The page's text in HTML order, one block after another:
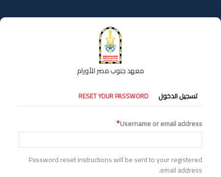
إلى
المحتوى
معهد جنوب مصر للأورام
التبويبات
الأساسية
تسجيل الدخول RESET YOUR PASSWORD
Username or email address
Password reset instructions will be sent to your registered
email address.